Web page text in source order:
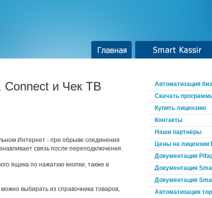
Главная Smart Kassir
Connect и Чек ТВ
Интернет - при обрыве соединения
связь после переподключения.
ящика по нажатию кнопки, также в
выбирать из справочника товаров,
Автоматизация
Скачать
Купить лицензию
Контакты
Наши партнёры
Цены на лицензии
Документация
Документация
Документация
Автоматизация